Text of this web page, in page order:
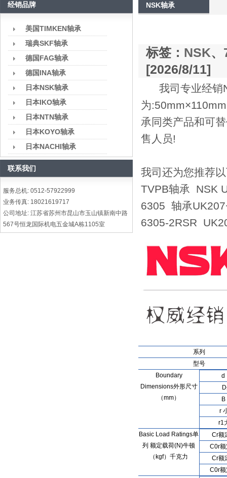
经销品牌
美国TIMKEN轴承
瑞典SKF轴承
德国FAG轴承
德国INA轴承
日本NSK轴承
日本IKO轴承
日本NTN轴承
日本KOYO轴承
日本NACHI轴承
联系我们
服务总机: 0512-57922999
业务传真: 18021619717
公司地址: 江苏省苏州市昆山市玉山镇新南中路
567号恒龙国际机电五金城A栋1105室
NSK轴承
标签： NSK、
[2026/8/11]
我司专业经销
为
承同类产品和可
售人员!
我司还为您推荐
TVPB轴承 NSK
6305 轴承
6305-2RSR
系列
型号
Boundary
Dimensions外形尺寸
（mm）
d
r
r1
Basic Load Ratings单
列 额定载荷(N)牛顿
（kgf）千克力
Cr额
C0r
Cr额
C0r